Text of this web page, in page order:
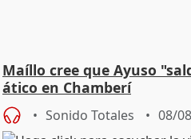
Maíllo cree que Ayuso
ático en Chamberí
Sonido Totales 08/